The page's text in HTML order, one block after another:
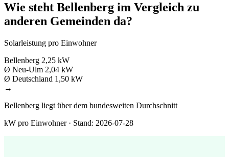
Wie steht Bellenberg im Vergleich zu
anderen Gemeinden da?
Solarleistung pro Einwohner
Bellenberg 2,25 kW
Ø Neu-Ulm 2,04 kW
Ø Deutschland 1,50 kW
→
Bellenberg liegt über dem bundesweiten Durchschnitt
kW pro Einwohner · Stand: 2026-07-28